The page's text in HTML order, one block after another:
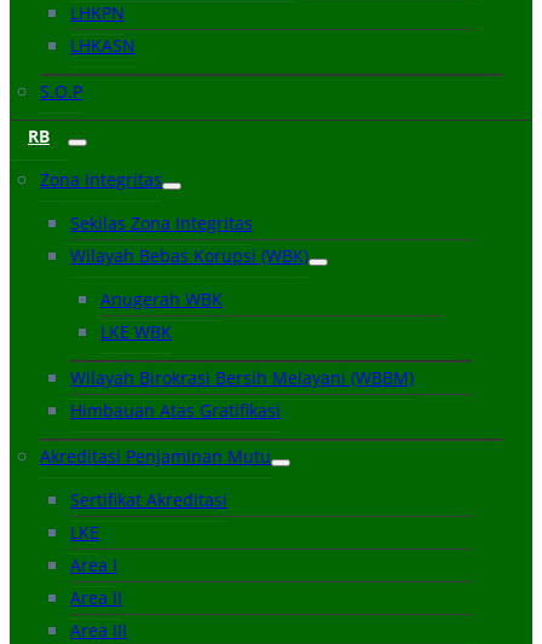
LHKPN
LHKASN
S.O.P
RB
Zona Integritas
Sekilas Zona Integritas
Wilayah Bebas Korupsi (WBK)
Anugerah WBK
LKE WBK
Wilayah Birokrasi Bersih Melayani (WBBM)
Himbauan Atas Gratifikasi
Akreditasi Penjaminan Mutu
Sertifikat Akreditasi
LKE
Area I
Area II
Area III